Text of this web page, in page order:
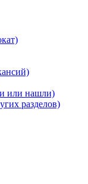
или нашли)
разделов)